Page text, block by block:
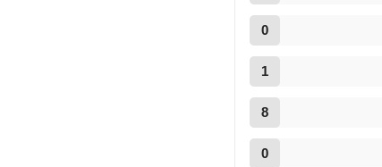
0
1
8
0